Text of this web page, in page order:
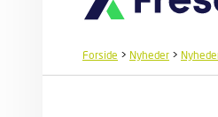
Forside > Nyheder >